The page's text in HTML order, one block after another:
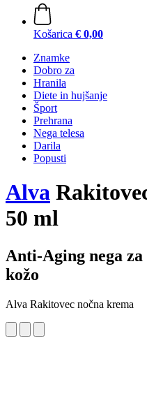
Košarica € 0,00
Znamke
Dobro za
Hranila
Diete in hujšanje
Šport
Prehrana
Nega telesa
Darila
Popusti
Alva
50 ml
Anti-Aging nega
kožo
Alva Rakitovec nočna krema